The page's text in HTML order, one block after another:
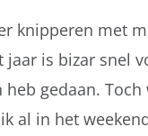
knipperen met
jaar is bizar snel
heb gedaan.
al in het